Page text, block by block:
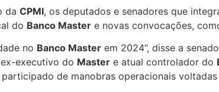
da CPMI, os deputados e senadores que
do Banco Master e novas convocações,
no Banco Master em 2024”, disse a
executivo do Master e atual controlador do
participado de manobras operacionais